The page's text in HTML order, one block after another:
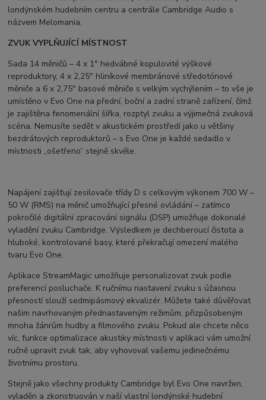
londýnském hudebním centru a centrále Cambridge Audio s
názvem Melomania.
ZVUK VYPLŇUJÍCÍ MÍSTNOST
Sada 14 měničů – 4 x 1″ hedvábné kopulovité výškové
reproduktory, 4 x 2,25″ hliníkové membránové středotónové
měniče a 6 x 2,75″ basové měniče s velkým vychýlením – to vše je
umístěno v Evo One na přední, boční a zadní straně zařízení, čímž
je zajištěna fenomenální šířka, rozptyl zvuku a výjimečná zvuková
scéna. Nemusíte sedět v akustickém prostředí jako u většiny
bezdrátových reproduktorů – s Evo One je každé sedadlo v
místnosti „ošetřeno“ stejně skvěle.
Napájení zajišťují zesilovače třídy D s celkovým výkonem 700 W –
50 W (RMS) na měnič umožňující přesné ovládání – zatímco
pokročilé digitální zpracování signálu (DSP) umožňuje dokonalé
vyladění zvuku Cambridge. Výsledkem je dechberoucí čistota a
hluboké, kontrolované basy, které překračují omezení malého
tvaru Evo One.
Aplikace StreamMagic umožňuje personalizovat zvuk podle
preferencí posluchače. K ručnímu nastavení zvuku s úžasnou
přesností slouží sedmipásmový ekvalizér. Můžete také důvěřovat
našim navrhovaným přednastaveným režimům, přizpůsobeným
mnoha žánrům hudby a filmového zvuku. Pokud ale chcete něco
víc, funkce optimalizace akustiky místnosti v aplikaci vám umožní
ručně upravit zvuk tak, aby vyhovoval vašemu jedinečnému
životnímu prostoru.
Stejně jako všechny produkty Cambridge byl Evo One navržen,
vyladěn a zkonstruován v naší vlastní londýnské hudební